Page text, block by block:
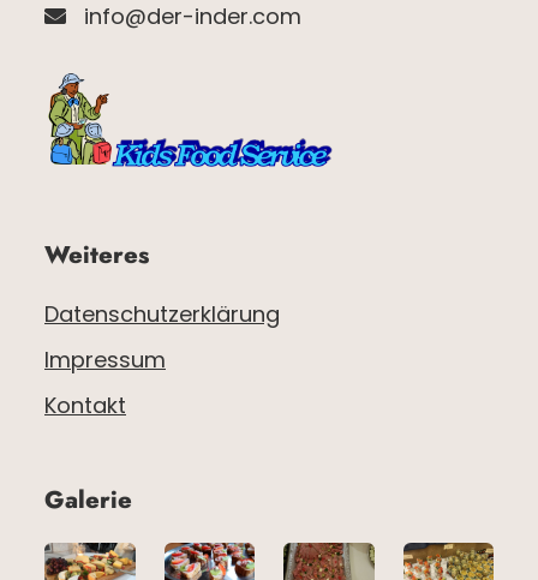
info@der-inder.com
Weiteres
Datenschutzerklärung
Impressum
Kontakt
Galerie